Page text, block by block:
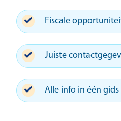
Fiscale
Juiste
Alle info in één gids